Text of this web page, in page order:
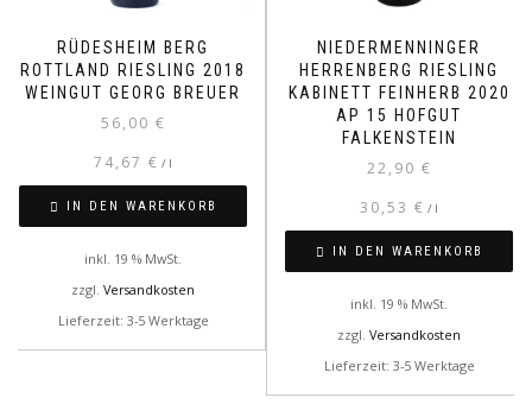
RÜDESHEIM BERG
ROTTLAND RIESLING 2018
WEINGUT GEORG BREUER
56,00 €
74,67 € / l
IN DEN WARENKORB
inkl. 19 % MwSt.
zzgl. Versandkosten
Lieferzeit: 3-5 Werktage
NIEDERMENNINGER
HERRENBERG RIESLING
KABINETT FEINHERB 2020
AP 15 HOFGUT
FALKENSTEIN
22,90 €
30,53 € / l
IN DEN WARENKORB
inkl. 19 % MwSt.
zzgl. Versandkosten
Lieferzeit: 3-5 Werktage